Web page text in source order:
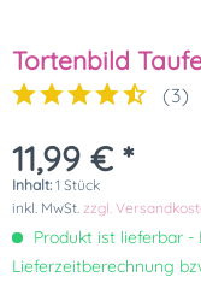
Tortenbild
(3)
11,99 € *
Inhalt: 1 Stück
inkl. MwSt. zzgl.
Produkt ist lieferbar
Lieferzeitberechnung